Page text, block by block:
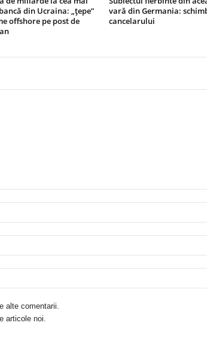
din Ucraina: „țepe”
offshore pe post de
vară din Germania:
cancelarului
alte comentarii.
articole noi.